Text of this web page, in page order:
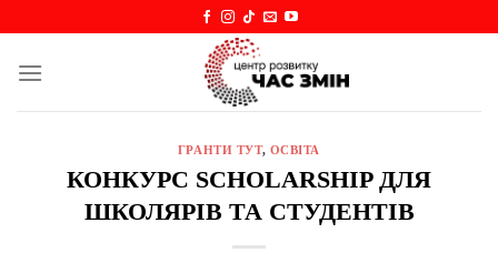
content
ГРАНТИ ТУТ, ОСВІТА
КОНКУРС SCHOLARSHIP ДЛЯ
ШКОЛЯРІВ ТА СТУДЕНТІВ